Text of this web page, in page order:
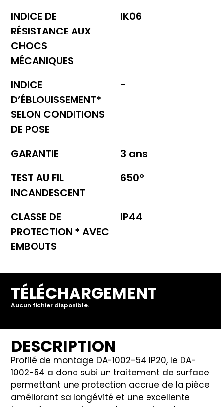
INDICE DE
RÉSISTANCE AUX
CHOCS
MÉCANIQUES
IK06
INDICE
D’ÉBLOUISSEMENT*
SELON CONDITIONS
DE POSE
-
GARANTIE
3 ans
TEST AU FIL
INCANDESCENT
650°
CLASSE DE
PROTECTION * AVEC
EMBOUTS
IP44
TÉLÉCHARGEMENT
Aucun fichier disponible.
DESCRIPTION
Profilé de montage DA-1002-54 IP20, le DA-
1002-54 a donc subi un traitement de surface
permettant une protection accrue de la pièce
améliorant sa longévité et une excellente